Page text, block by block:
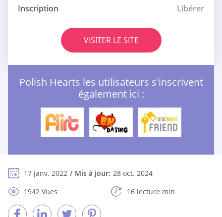
Inscription
Libérer
VISITER LE SITE
Polish Hearts les utilisateurs s'inscrivent
également ici :
17 janv. 2022 Mis à jour: 28 oct. 2024
1942 Vues
16 lecture min